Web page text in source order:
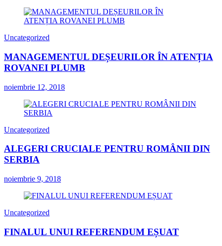
Uncategorized
MANAGEMENTUL DEȘEURILOR ÎN ATENȚIA
ROVANEI PLUMB
noiembrie 12, 2018
Uncategorized
ALEGERI CRUCIALE PENTRU ROMÂNII DIN
SERBIA
noiembrie 9, 2018
Uncategorized
FINALUL UNUI REFERENDUM EȘUAT